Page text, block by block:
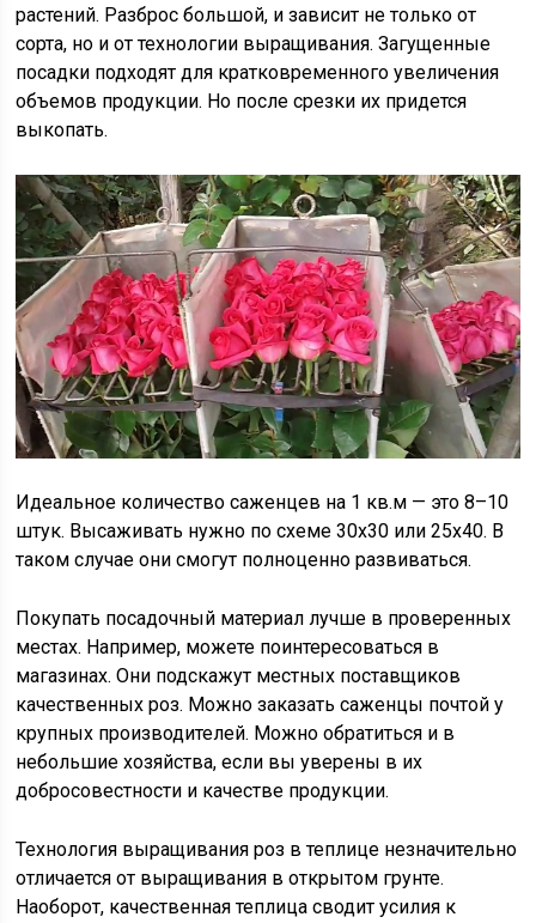
растений. Разброс большой, и зависит не только от
сорта, но и от технологии выращивания. Загущенные
посадки подходят для кратковременного увеличения
объемов продукции. Но после срезки их придется
выкопать.
Идеальное количество саженцев на 1 кв.м — это 8–10
штук. Высаживать нужно по схеме 30х30 или 25х40. В
таком случае они смогут полноценно развиваться.
Покупать посадочный материал лучше в проверенных
местах. Например, можете поинтересоваться в
магазинах. Они подскажут местных поставщиков
качественных роз. Можно заказать саженцы почтой у
крупных производителей. Можно обратиться и в
небольшие хозяйства, если вы уверены в их
добросовестности и качестве продукции.
Технология выращивания роз в теплице незначительно
отличается от выращивания в открытом грунте.
Наоборот, качественная теплица сводит усилия к